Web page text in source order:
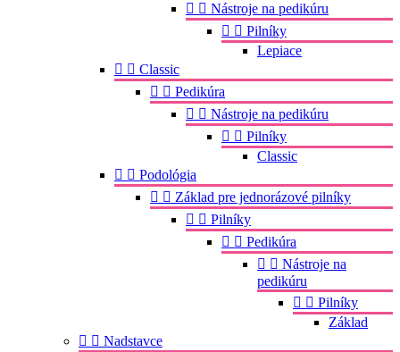
  Nástroje na pedikúru
  Pilníky
Lepiace
  Classic
  Pedikúra
  Nástroje na pedikúru
  Pilníky
Classic
  Podológia
  Základ pre jednorázové pilníky
  Pilníky
  Pedikúra
  Nástroje na
pedikúru
  Pilníky
Základ
  Nadstavce